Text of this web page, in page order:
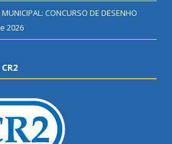
CONCURSO DE DESENHO
2026